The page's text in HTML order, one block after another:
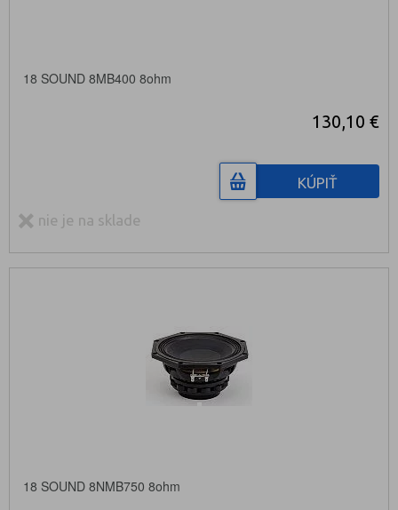
18 SOUND 8MB400 8ohm
130,10 €
KÚPIŤ
nie je na sklade
18 SOUND 8NMB750 8ohm